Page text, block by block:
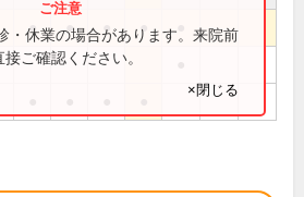
● ● ● ●
・休業の場合があります。来院前
ご確認ください。
×閉じる